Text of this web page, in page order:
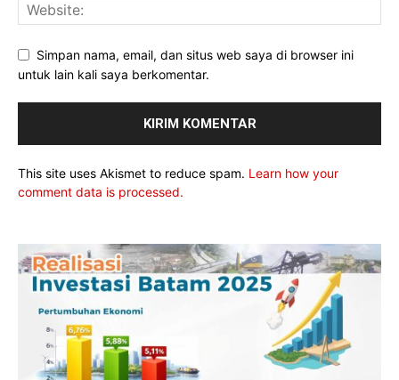
Simpan nama, email, dan situs web saya di browser ini
untuk lain kali saya berkomentar.
This site uses Akismet to reduce spam. Learn how your
comment data is processed.